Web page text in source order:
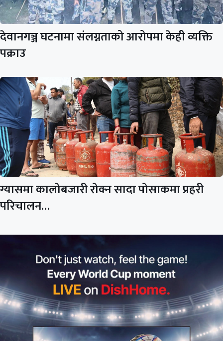
देवानगञ्ज घटनामा संलग्नताको आरोपमा केही व्यक्ति
पक्राउ
ग्यासमा कालोबजारी रोक्न सादा पोसाकमा प्रहरी
परिचालन…